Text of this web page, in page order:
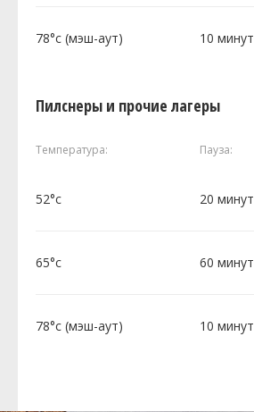
78°c (мэш-аут) 10 минут
Пилснеры и прочие лагеры
Температура: Пауза:
52°c 20 минут
65°c 60 минут
78°c (мэш-аут) 10 минут